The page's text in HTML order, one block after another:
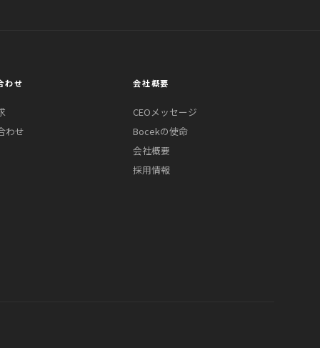
わせ
わせ
会社概要
CEOメッセージ
Bocekの使命
会社概要
採用情報